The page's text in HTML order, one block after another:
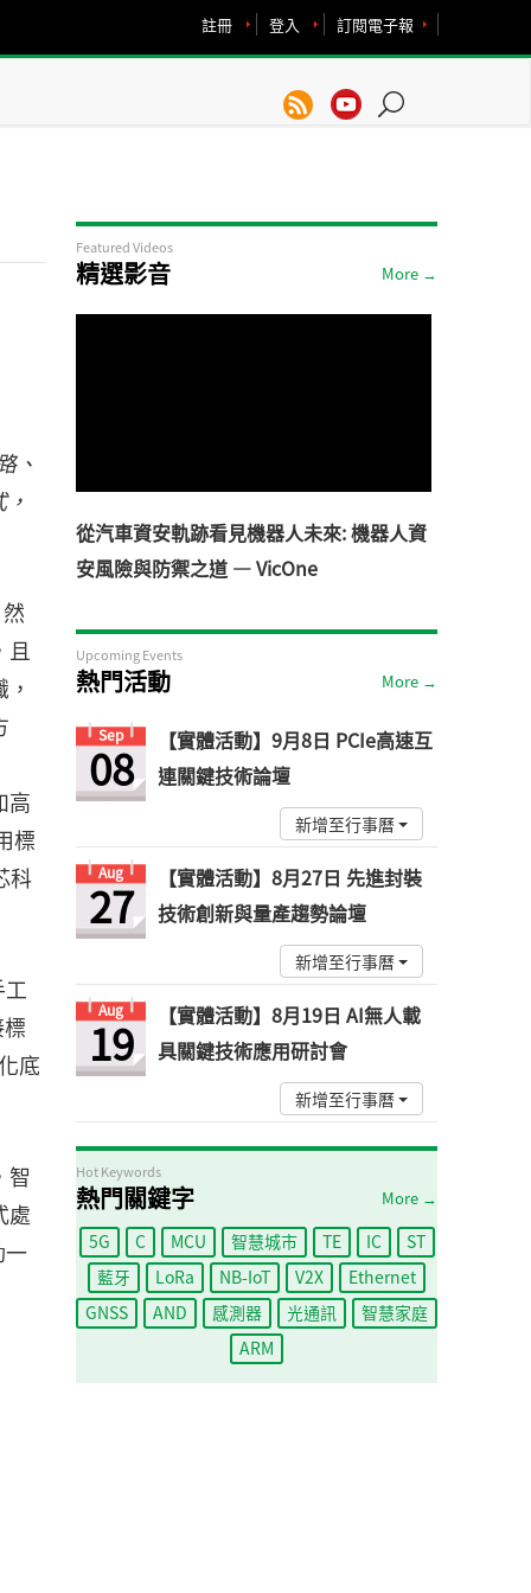
訂閱電子報
登入
註冊
、
且
高
標
科
底
智
處
Featured Videos
精選影音 More →
從汽車資安軌跡看見機器人未來: 機器人資
安風險與防禦之道 — VicOne
Upcoming Events
熱門活動 More →
Sep
08
【實體活動】9月8日 PCIe高速互
連關鍵技術論壇
新增至行事曆
Aug
27
【實體活動】8月27日 先進封裝
技術創新與量產趨勢論壇
新增至行事曆
Aug
19
【實體活動】8月19日 AI無人載
具關鍵技術應用研討會
新增至行事曆
Hot Keywords
熱門關鍵字 More →
5G C MCU 智慧城市 TE IC
ST
藍牙
LoRa NB-IoT V2X
Ethernet
GNSS
AND 感測器 光通訊
智慧家庭
ARM